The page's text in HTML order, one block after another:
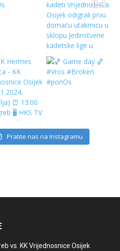
Pratite nas na Instagramu
vs. KK Vrijednosnice Osijek